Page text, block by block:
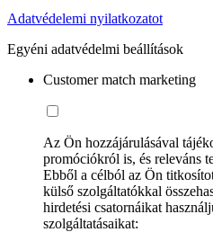
Adatvédelemi nyilatkozatot
Egyéni adatvédelmi beállítások
Customer match marketing
Az Ön hozzájárulásával
promóciókról is, és releváns
Ebből a célból az Ön
külső szolgáltatókkal
hirdetési csatornáikat
szolgáltatásaikat: